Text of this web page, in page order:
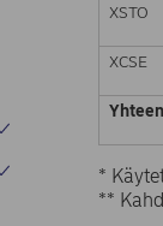
XSTO
XCSE
*
**